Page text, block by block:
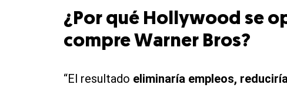
¿Por qué Hollywood se
compre Warner Bros?
“El resultado eliminaría empleos,